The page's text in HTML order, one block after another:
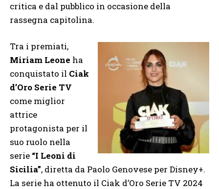
critica e dal pubblico in occasione della
rassegna capitolina.
Tra i premiati,
Miriam Leone ha
conquistato il Ciak
d’Oro Serie TV
come miglior
attrice
protagonista per il
suo ruolo nella
serie “I Leoni di
Sicilia”, diretta da Paolo Genovese per Disney+.
La serie ha ottenuto il Ciak d’Oro Serie TV 2024